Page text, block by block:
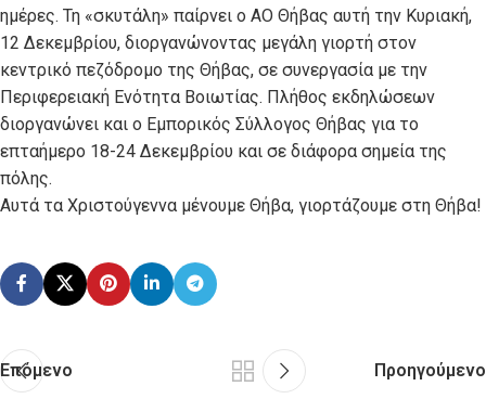
ημέρες. Τη «σκυτάλη» παίρνει ο ΑΟ Θήβας αυτή την Κυριακή,
12 Δεκεμβρίου, διοργανώνοντας μεγάλη γιορτή στον
κεντρικό πεζόδρομο της Θήβας, σε συνεργασία με την
Περιφερειακή Ενότητα Βοιωτίας. Πλήθος εκδηλώσεων
διοργανώνει και ο Εμπορικός Σύλλογος Θήβας για το
επταήμερο 18-24 Δεκεμβρίου και σε διάφορα σημεία της
πόλης.
Αυτά τα Χριστούγεννα μένουμε Θήβα, γιορτάζουμε στη Θήβα!
Επόμενο Προηγούμενο